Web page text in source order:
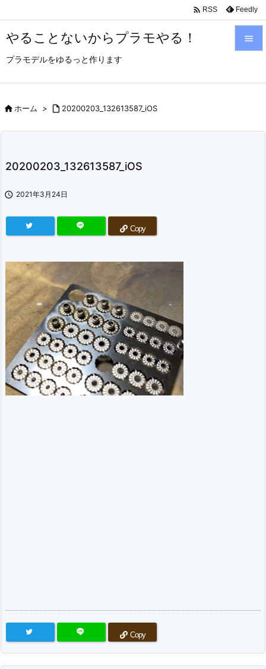
やることないからプラモやる！
プラモデルをゆるっと作ります

 RSS Feedly
ホーム >  20200203_132613587_iOS
20200203_132613587_iOS
 2021年3月24日
Copy
Copy